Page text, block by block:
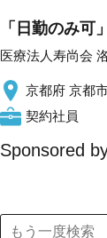
「日勤のみ
医療法人寿尚会
京都府 京都
契約社員
Sponsored